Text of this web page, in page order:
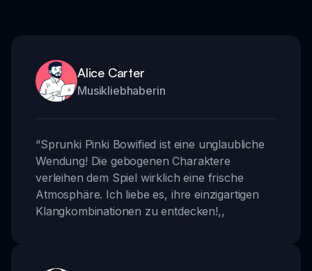
Alice Carter
Musikliebhaberin
“Sprunki Pinki Bowified ist eine unglaubliche
Wendung! Die gebogenen Charaktere
verleihen dem Spiel wirklich eine frische
Atmosphäre. Ich liebe es, ihre einzigartigen
Klangkombinationen zu entdecken!,,